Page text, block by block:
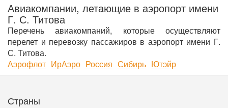
Авиакомпании, летающие в аэропорт имени
Г. С. Титова
Перечень авиакомпаний, которые осуществляют
перелет и перевозку пассажиров в аэропорт имени Г.
С. Титова.
Аэрофлот ИрАэро Россия Сибирь Ютэйр
Страны